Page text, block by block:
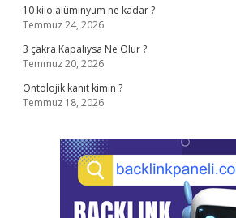
10 kilo alüminyum ne kadar ?
Temmuz 24, 2026
3 çakra Kapalıysa Ne Olur ?
Temmuz 20, 2026
Ontolojik kanıt kimin ?
Temmuz 18, 2026